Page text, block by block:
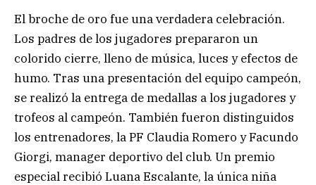
El broche de oro fue una verdadera celebración.
Los padres de los jugadores prepararon un
colorido cierre, lleno de música, luces y efectos de
humo. Tras una presentación del equipo campeón,
se realizó la entrega de medallas a los jugadores y
trofeos al campeón. También fueron distinguidos
los entrenadores, la PF Claudia Romero y Facundo
Giorgi, manager deportivo del club. Un premio
especial recibió Luana Escalante, la única niña